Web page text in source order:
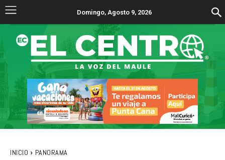
Domingo, Agosto 9, 2026
INICIO PANORAMA